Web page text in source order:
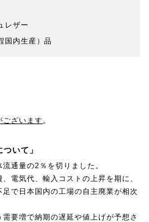
レザー
国内生産）品
ございます。
いて」
通量の2％を切りました。
電気代、輸入コストの上昇を期に、
で日本国内の工場の自主廃業が相次
要増で納期の遅延や値上げが予想さ